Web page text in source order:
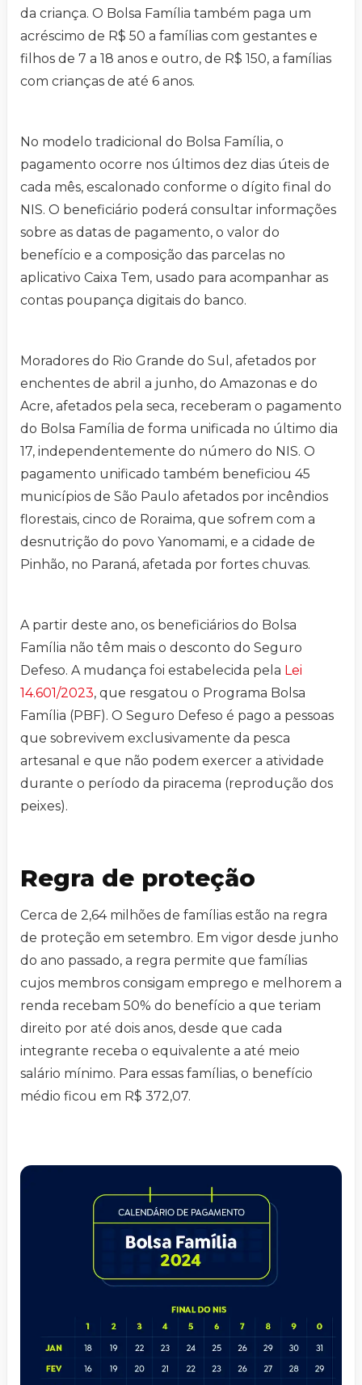
da criança. O Bolsa Família também paga um
acréscimo de R$ 50 a famílias com gestantes e
filhos de 7 a 18 anos e outro, de R$ 150, a famílias
com crianças de até 6 anos.
No modelo tradicional do Bolsa Família, o
pagamento ocorre nos últimos dez dias úteis de
cada mês, escalonado conforme o dígito final do
NIS. O beneficiário poderá consultar informações
sobre as datas de pagamento, o valor do
benefício e a composição das parcelas no
aplicativo Caixa Tem, usado para acompanhar as
contas poupança digitais do banco.
Moradores do Rio Grande do Sul, afetados por
enchentes de abril a junho, do Amazonas e do
Acre, afetados pela seca, receberam o pagamento
do Bolsa Família de forma unificada no último dia
17, independentemente do número do NIS. O
pagamento unificado também beneficiou 45
municípios de São Paulo afetados por incêndios
florestais, cinco de Roraima, que sofrem com a
desnutrição do povo Yanomami, e a cidade de
Pinhão, no Paraná, afetada por fortes chuvas.
A partir deste ano, os beneficiários do Bolsa
Família não têm mais o desconto do Seguro
Defeso. A mudança foi estabelecida pela Lei
14.601/2023, que resgatou o Programa Bolsa
Família (PBF). O Seguro Defeso é pago a pessoas
que sobrevivem exclusivamente da pesca
artesanal e que não podem exercer a atividade
durante o período da piracema (reprodução dos
peixes).
Regra de proteção
Cerca de 2,64 milhões de famílias estão na regra
de proteção em setembro. Em vigor desde junho
do ano passado, a regra permite que famílias
cujos membros consigam emprego e melhorem a
renda recebam 50% do benefício a que teriam
direito por até dois anos, desde que cada
integrante receba o equivalente a até meio
salário mínimo. Para essas famílias, o benefício
médio ficou em R$ 372,07.